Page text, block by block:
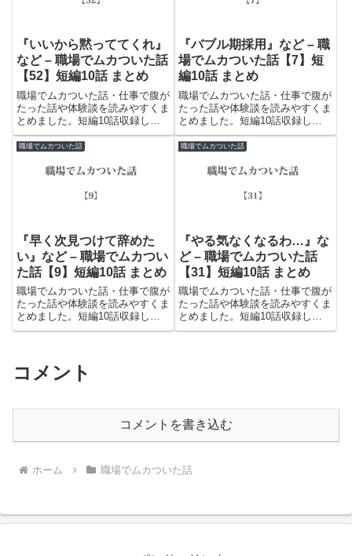
『いいから黙っててくれ』
など – 職場でムカついた話
【52】短編10話 まとめ
職場でムカついた話・仕事で腹が
たった話や体験談を読みやすくま
とめました。短編10話収録して
います。陰口、嫌味、使えない人
など日々の苛立ちやストレスを発
『バブル期採用』など – 職
場でムカついた話【7】短
編10話 まとめ
職場でムカついた話・仕事で腹が
たった話や体験談を読みやすくま
とめました。短編10話収録して
います。陰口、嫌味、使えない人
など日々の苛立ちやストレスを発
職場でムカついた話
『早く次見つけて辞めた
い』など – 職場でムカつい
た話【9】短編10話 まとめ
職場でムカついた話・仕事で腹が
たった話や体験談を読みやすくま
とめました。短編10話収録して
います。陰口、嫌味、使えない人
す。
職場でムカついた話
『やる気なくなるわ…』な
ど – 職場でムカついた話
【31】短編10話 まとめ
職場でムカついた話・仕事で腹が
たった話や体験談を読みやすくま
とめました。短編10話収録して
います。陰口、嫌味、使えない人
コメント
コメントを書き込む
ホーム 職場でムカついた話